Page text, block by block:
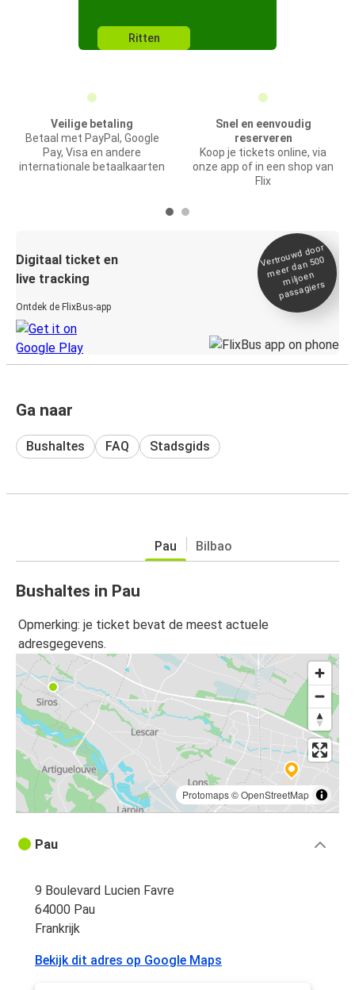
Ritten
Veilige betaling
Betaal met PayPal, Google
Pay, Visa en andere
internationale betaalkaarten
Snel en eenvoudig
reserveren
Koop je tickets online, via
onze app of in een shop van
Flix
Digitaal ticket en
live tracking
Ontdek de FlixBus-app
Vertrou
wd door
meer dan 500
miljoen
passagiers
Ga naar
Bushaltes FAQ Stadsgids
Pau Bilbao
Bushaltes in Pau
Opmerking: je ticket bevat de meest actuele
adresgegevens.
Protomaps©OpenStreetMap
Pau
9 Boulevard Lucien Favre
64000 Pau
Frankrijk
Bekijk dit adres op Google Maps